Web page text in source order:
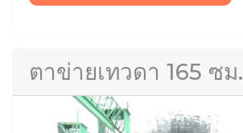
ตาข่ายเทวดา 165 ซม.